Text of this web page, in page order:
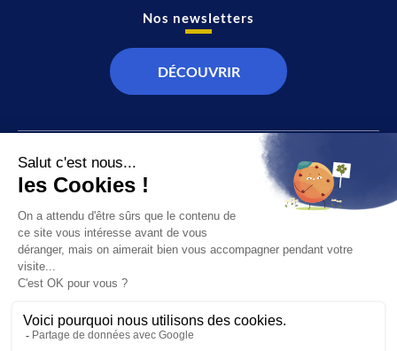
JT
ÉCONOMIE
CULTURE & LOISIRS
SPORT
À propos de nous
Recevoir la chaîne
Nos newsletters
DÉCOUVRIR